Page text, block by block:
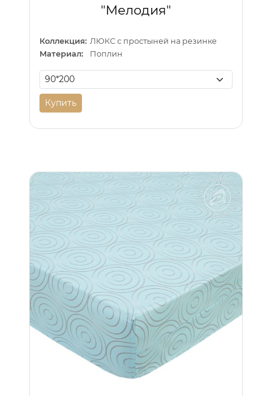
"Мелодия"
Коллекция: ЛЮКС с простыней на резинке
Материал:
Поплин
Купить